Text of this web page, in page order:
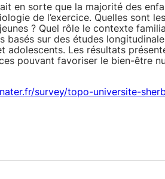
en sorte que la majorité des
de l’exercice. Quelles sont
? Quel rôle le contexte
basés sur des études
adolescents. Les résultats
pouvant favoriser le bien-être
survey/topo-universite-